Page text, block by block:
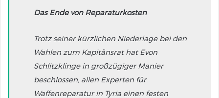
Das Ende von Reparaturkosten
Trotz seiner kürzlichen Niederlage bei den
Wahlen zum Kapitänsrat hat Evon
Schlitzklinge in großzügiger Manier
beschlossen, allen Experten für
Waffenreparatur in Tyria einen festen